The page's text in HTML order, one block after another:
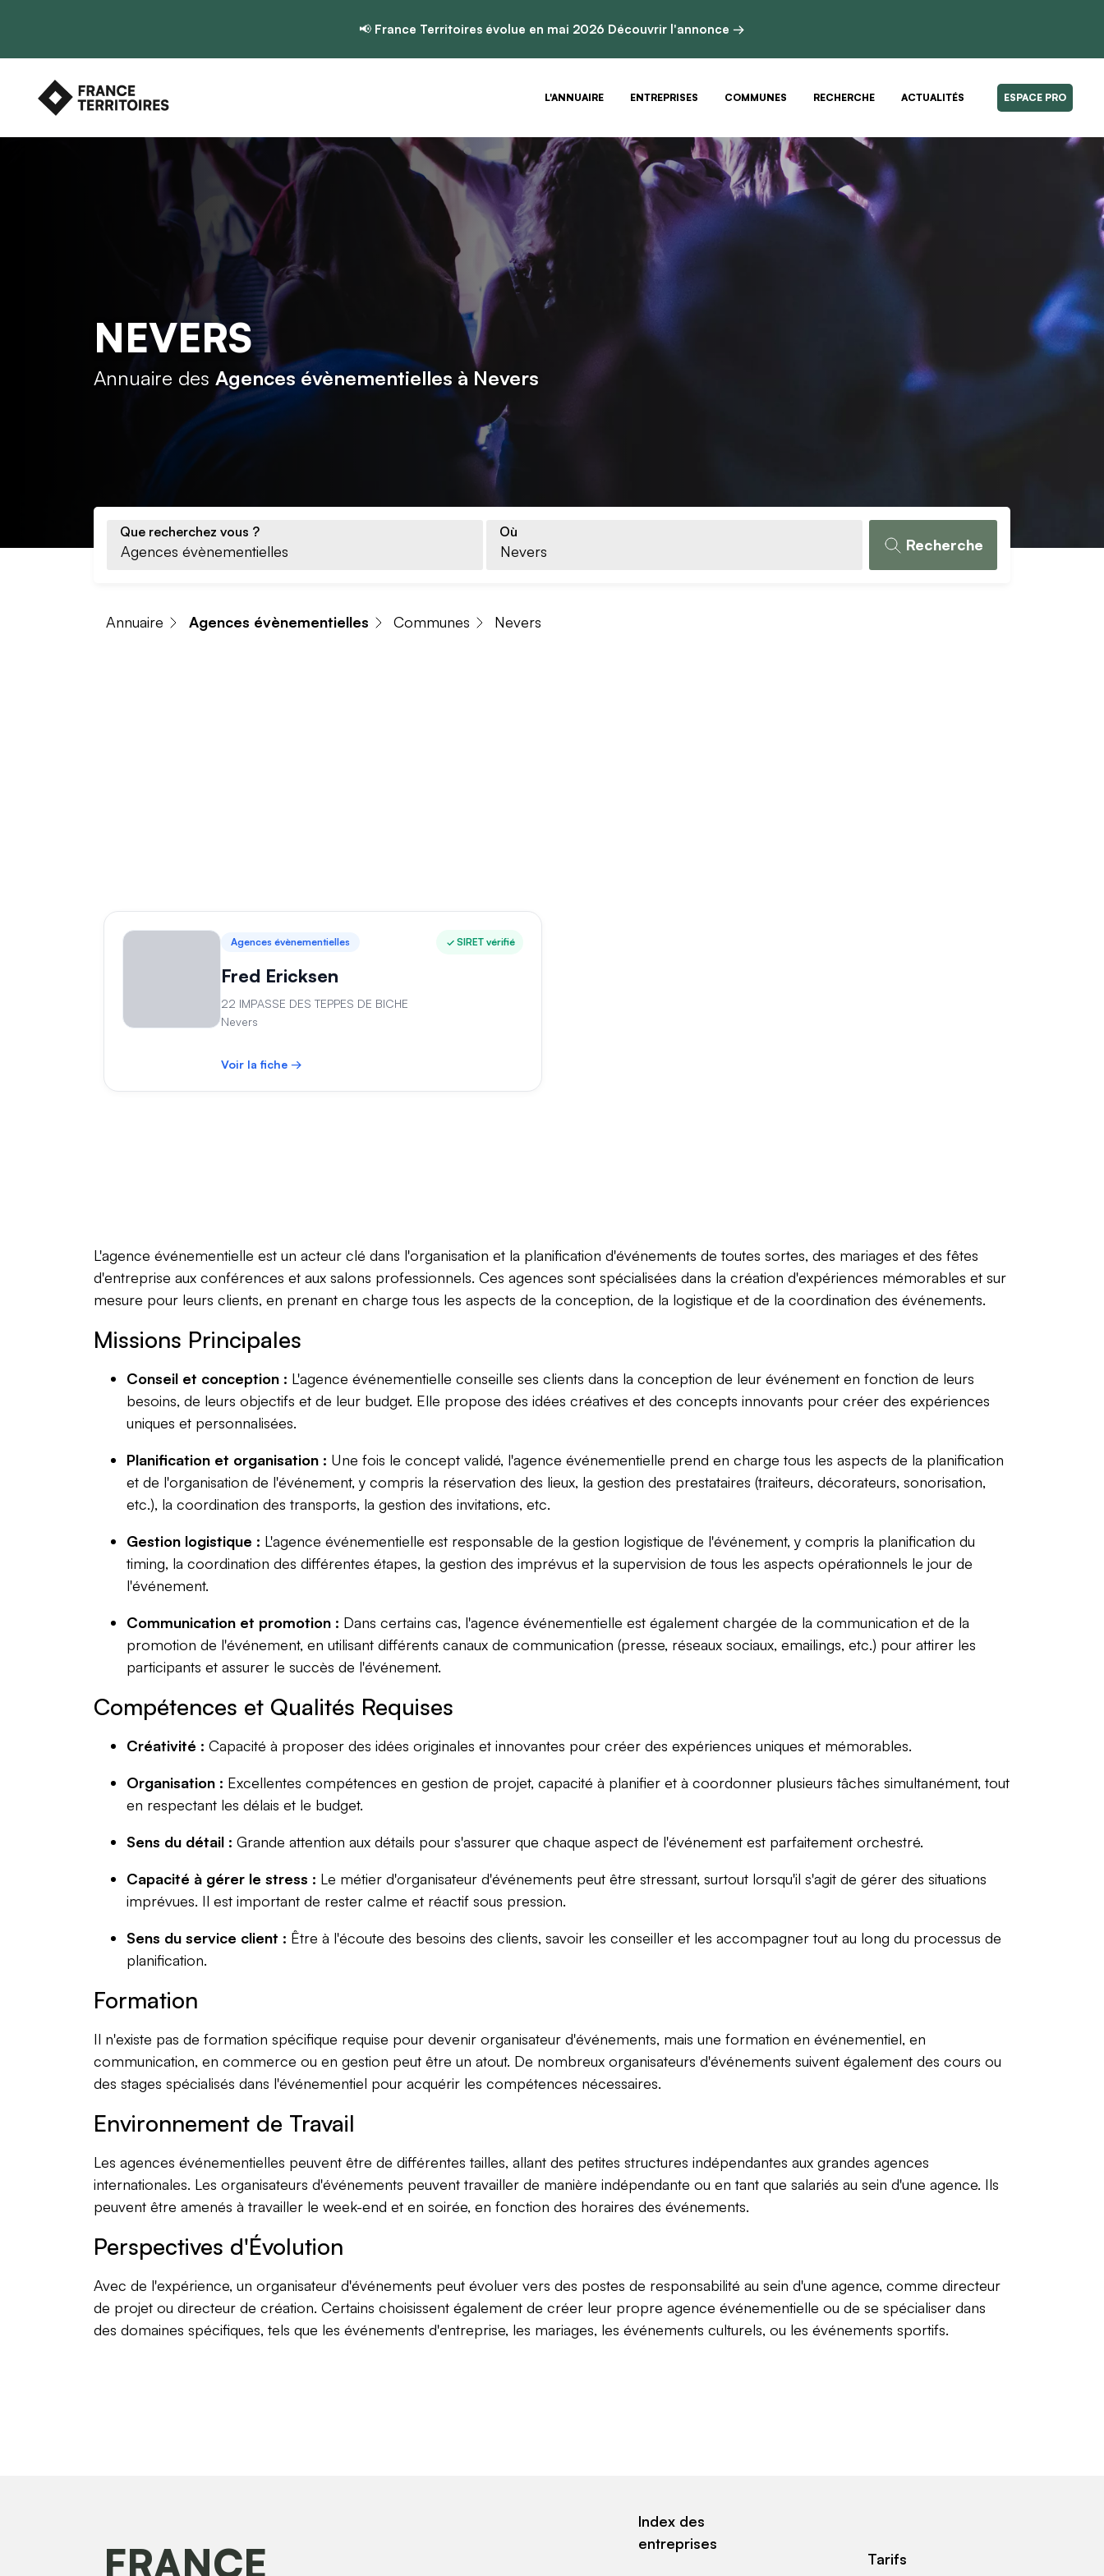
📢 France Territoires évolue en mai 2026 Découvrir l'annonce →
L'ANNUAIRE ENTREPRISES COMMUNES RECHERCHE ACTUALITÉS ESPACE PRO
NEVERS
Annuaire des Agences évènementielles à Nevers
Que recherchez vous ? Où
Recherche
Annuaire Agences évènementielles Communes Nevers
Agences évènementielles SIRET vérifié
Fred Ericksen
22 IMPASSE DES TEPPES DE BICHE
Nevers
Voir la fiche →
L'agence événementielle est un acteur clé dans l'organisation et la planification d'événements de toutes sortes, des mariages et des fêtes
d'entreprise aux conférences et aux salons professionnels. Ces agences sont spécialisées dans la création d'expériences mémorables et sur
mesure pour leurs clients, en prenant en charge tous les aspects de la conception, de la logistique et de la coordination des événements.
Missions Principales
Conseil et conception : L'agence événementielle conseille ses clients dans la conception de leur événement en fonction de leurs
besoins, de leurs objectifs et de leur budget. Elle propose des idées créatives et des concepts innovants pour créer des expériences
uniques et personnalisées.
Planification et organisation : Une fois le concept validé, l'agence événementielle prend en charge tous les aspects de la planification
et de l'organisation de l'événement, y compris la réservation des lieux, la gestion des prestataires (traiteurs, décorateurs, sonorisation,
etc.), la coordination des transports, la gestion des invitations, etc.
Gestion logistique : L'agence événementielle est responsable de la gestion logistique de l'événement, y compris la planification du
timing, la coordination des différentes étapes, la gestion des imprévus et la supervision de tous les aspects opérationnels le jour de
l'événement.
Communication et promotion : Dans certains cas, l'agence événementielle est également chargée de la communication et de la
promotion de l'événement, en utilisant différents canaux de communication (presse, réseaux sociaux, emailings, etc.) pour attirer les
participants et assurer le succès de l'événement.
Compétences et Qualités Requises
Créativité : Capacité à proposer des idées originales et innovantes pour créer des expériences uniques et mémorables.
Organisation : Excellentes compétences en gestion de projet, capacité à planifier et à coordonner plusieurs tâches simultanément, tout
en respectant les délais et le budget.
Sens du détail : Grande attention aux détails pour s'assurer que chaque aspect de l'événement est parfaitement orchestré.
Capacité à gérer le stress : Le métier d'organisateur d'événements peut être stressant, surtout lorsqu'il s'agit de gérer des situations
imprévues. Il est important de rester calme et réactif sous pression.
Sens du service client : Être à l'écoute des besoins des clients, savoir les conseiller et les accompagner tout au long du processus de
planification.
Formation
Il n'existe pas de formation spécifique requise pour devenir organisateur d'événements, mais une formation en événementiel, en
communication, en commerce ou en gestion peut être un atout. De nombreux organisateurs d'événements suivent également des cours ou
des stages spécialisés dans l'événementiel pour acquérir les compétences nécessaires.
Environnement de Travail
Les agences événementielles peuvent être de différentes tailles, allant des petites structures indépendantes aux grandes agences
internationales. Les organisateurs d'événements peuvent travailler de manière indépendante ou en tant que salariés au sein d'une agence. Ils
peuvent être amenés à travailler le week-end et en soirée, en fonction des horaires des événements.
Perspectives d'Évolution
Avec de l'expérience, un organisateur d'événements peut évoluer vers des postes de responsabilité au sein d'une agence, comme directeur
de projet ou directeur de création. Certains choisissent également de créer leur propre agence événementielle ou de se spécialiser dans
des domaines spécifiques, tels que les événements d'entreprise, les mariages, les événements culturels, ou les événements sportifs.
FRANCE
Index des
entreprises
Tarifs